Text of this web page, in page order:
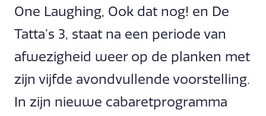
One Laughing, Ook dat nog! en De
Tatta’s 3, staat na een periode van
afwezigheid weer op de planken met
zijn vijfde avondvullende voorstelling.
In zijn nieuwe cabaretprogramma